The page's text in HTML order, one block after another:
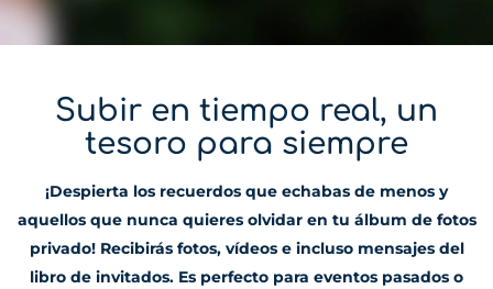
Subir en tiempo real, un
tesoro para siempre
¡Despierta los recuerdos que echabas de menos y
aquellos que nunca quieres olvidar en tu álbum de fotos
privado! Recibirás fotos, vídeos e incluso mensajes del
libro de invitados. Es perfecto para eventos pasados o